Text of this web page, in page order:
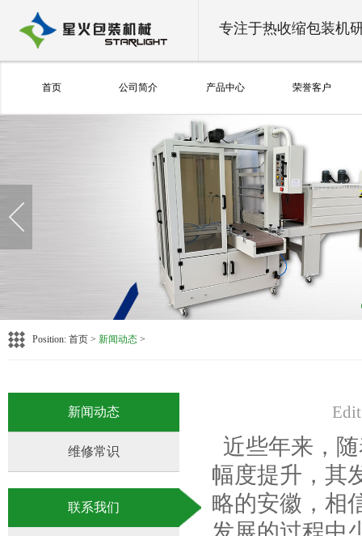
专注于热收缩包装机
首页 公司简介 产品中心 荣誉客户
Position: 首页> 新闻动态>
近些年来，
幅度提升，其
略的安徽，相
新闻动态
维修常识
联系我们